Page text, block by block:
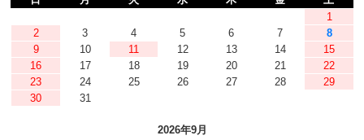
1
2
3 4 5 6 7
8
9
10 11 12 13 14
15
16
17 18 19 20 21
22
23
24 25 26 27 28
29
30
31
2026年9月